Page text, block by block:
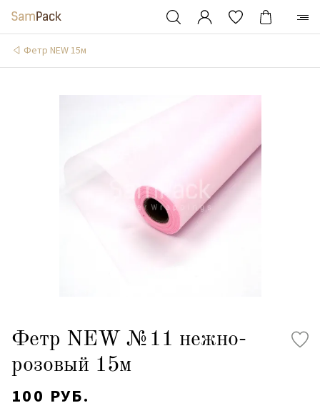
Фетр NEW 15м
Фетр NEW №11 нежно-
розовый 15м
100 РУБ.